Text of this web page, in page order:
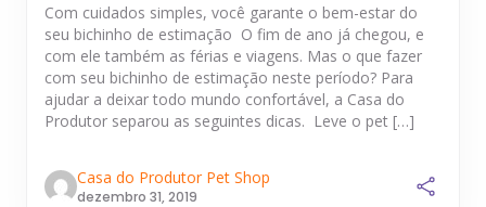
Com cuidados simples, você garante o bem-estar do
seu bichinho de estimação O fim de ano já chegou, e
com ele também as férias e viagens. Mas o que fazer
com seu bichinho de estimação neste período? Para
ajudar a deixar todo mundo confortável, a Casa do
Produtor separou as seguintes dicas. Leve o pet […]
Casa do Produtor Pet Shop
dezembro 31, 2019